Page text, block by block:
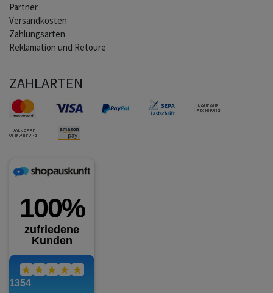
Partner
Versandkosten
Zahlungsarten
Reklamation und Retoure
ZAHLARTEN